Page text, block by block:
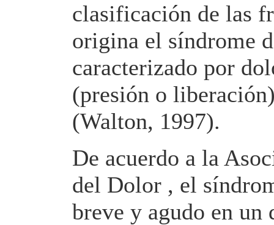
clasificación de las
origina el síndrome
caracterizado por
(presión o
(Walton, 1997).
De acuerdo a la
del Dolor , el
breve y agudo en un